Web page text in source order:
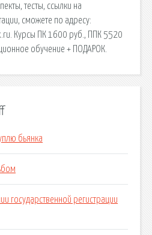
тесты, ссылки на
сможете по адресу:
Курсы ПК 1600 руб., ППК 5520
обучение + ПОДАРОК.
бьянка
государственной регистрации